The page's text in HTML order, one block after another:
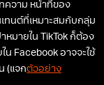
ความ หน้าที่ของ
ทนต์ที่เหมาะสมกับกลุ่ม
หมายใน TikTok ก็ต้อง
น Facebook อาจจะใช้
(แจกตัวอย่าง